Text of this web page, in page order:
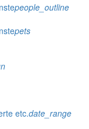
people_outline
pets
etc.date_range